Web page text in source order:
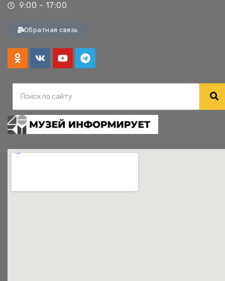
9:00 - 17:00
Обратная связь